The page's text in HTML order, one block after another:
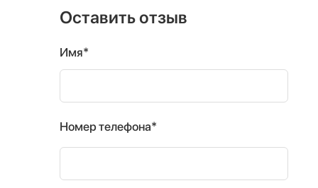
Оставить отзыв
Имя*
Номер телефона*